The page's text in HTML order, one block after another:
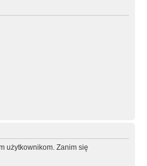
użytkownikom. Zanim się